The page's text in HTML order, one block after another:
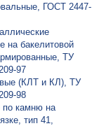
ГОСТ 2447-
на бакелитовой
ТУ
97
(КЛТ и КЛ), ТУ
98
по камню на
тип 41,